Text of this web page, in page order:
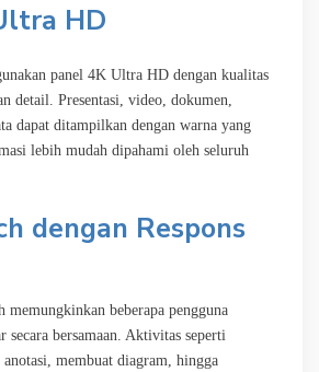
HD
panel 4K Ultra HD dengan kualitas
detail. Presentasi, video, dokumen,
dapat ditampilkan dengan warna yang
lebih mudah dipahami oleh seluruh
dengan Respons
beberapa pengguna
secara bersamaan. Aktivitas seperti
membuat diagram, hingga